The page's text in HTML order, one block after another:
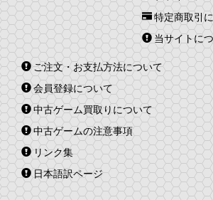
特定商取引
当サイトに
ご注文・お支払方法について
会員登録について
中古ゲーム買取りについて
中古ゲームの注意事項
リンク集
日本語訳ページ